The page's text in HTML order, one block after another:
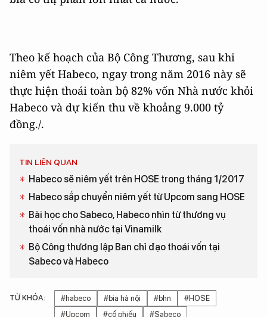
Theo kế hoạch của Bộ Công Thương, sau khi
niêm yết Habeco, ngay trong năm 2016 này sẽ
thực hiện thoái toàn bộ 82% vốn Nhà nước khỏi
Habeco và dự kiến thu về khoảng 9.000 tỷ
đồng./.
TIN LIÊN QUAN
Habeco sẽ niêm yết trên HOSE trong tháng 1/2017
Habeco sắp chuyển niêm yết từ Upcom sang HOSE
Bài học cho Sabeco, Habeco nhìn từ thương vụ
thoái vốn nhà nước tại Vinamilk
Bộ Công thương lập Ban chỉ đạo thoái vốn tại
Sabeco và Habeco
TỪ KHÓA: #habeco #bia hà nội #bhn
#HOSE
#Upcom
#cổ phiếu #Sabeco